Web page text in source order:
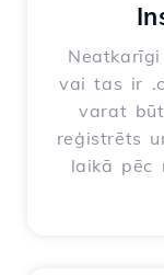
vai tas ir
varat
reģistrēts
laikā pēc